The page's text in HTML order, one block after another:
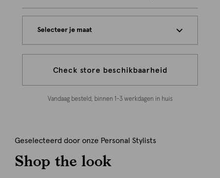
Selecteer je maat
Check store beschikbaarheid
Vandaag besteld, binnen 1-3 werkdagen in huis
Geselecteerd door onze Personal Stylists
Shop the look